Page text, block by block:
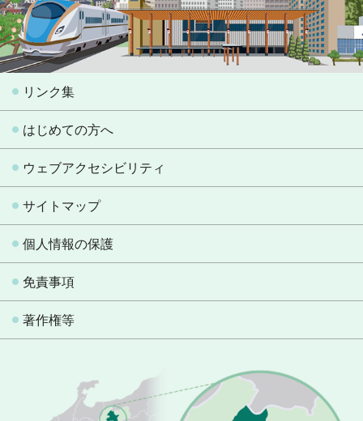
リンク集
はじめての方へ
ウェブアクセシビリティ
サイトマップ
個人情報の保護
免責事項
著作権等